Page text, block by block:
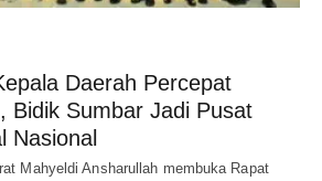
Daerah Percepat
Bidik Sumbar Jadi Pusat
Nasional
Mahyeldi Ansharullah membuka Rapat